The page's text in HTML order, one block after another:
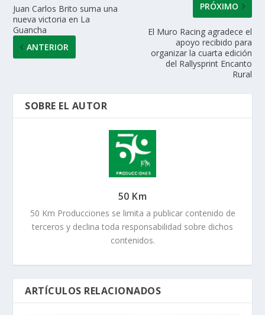
Juan Carlos Brito suma una
nueva victoria en La
Guancha
ANTERIOR
PRÓXIMO
El Muro Racing agradece el
apoyo recibido para
organizar la cuarta edición
del Rallysprint Encanto
Rural
SOBRE EL AUTOR
50 Km
50 Km Producciones se limita a publicar contenido de
terceros y declina toda responsabilidad sobre dichos
contenidos.
ARTÍCULOS RELACIONADOS